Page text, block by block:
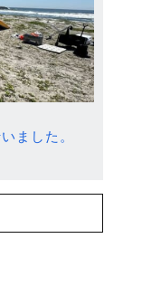
ました。